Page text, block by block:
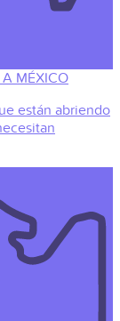
A MÉXICO
están abriendo